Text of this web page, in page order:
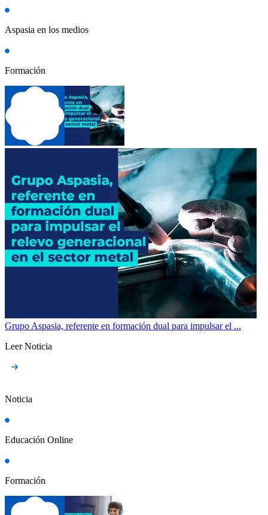
Aspasia en los medios
Formación
Grupo Aspasia, referente en formación dual para impulsar el ...
Leer Noticia
Noticia
Educación Online
Formación